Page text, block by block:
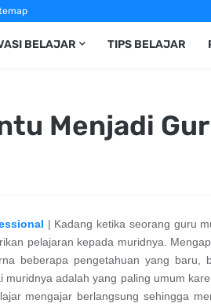
BELAJAR TIPS BELAJAR
Menjadi
| Kadang ketika seorang guru
pelajaran kepada muridnya.
beberapa pengetahuan yang baru,
adalah yang paling umum
mengajar berlangsung sehingga